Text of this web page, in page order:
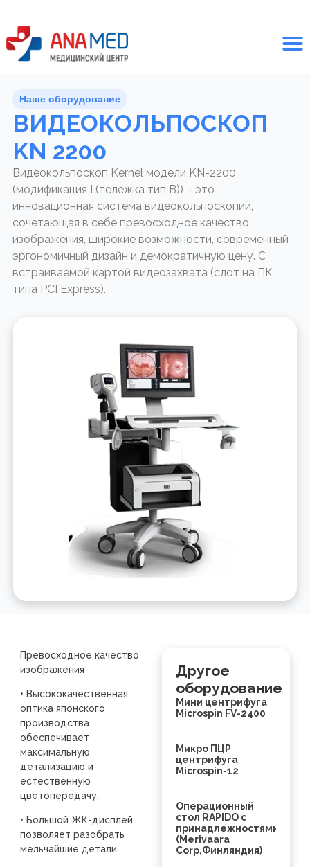
Наше оборудование
ВИДЕОКОЛЬПОСКОП
KN 2200
Видеокольпоскоп Kernel модели KN-2200
(модификация I (тележка тип B)) – это
инновационная система видеокольпоскопии,
сочетающая в себе превосходное качество
изображения, широкие возможности, современный
эргономичный дизайн и демократичную цену. С
встраиваемой картой видеозахвата (слот на ПК
типа PCI Express).
Превосходное качество
изображения
• Высококачественная
оптика японского
производства
обеспечивает
максимальную
детализацию и
естественную
цветопередачу.
• Большой ЖК-дисплей
позволяет разобрать
мельчайшие детали.
Другое
оборудование
Мини центрифуга
Microspin FV-2400
Микро ПЦР
центрифуга
Microspin-12
Операционный
стол RAPIDO с
принадлежностями
(Merivaara
Corp,Финляндия)